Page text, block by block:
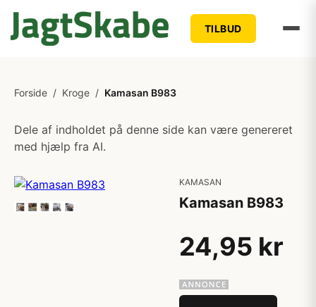
TILBUD
Forside / Kroge / Kamasan B983
Dele af indholdet på denne side kan være genereret
med hjælp fra AI.
KAMASAN
Kamasan B983
24,95 kr